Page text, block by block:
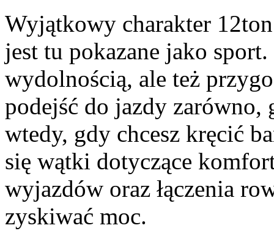
Wyjątkowy charakter
jest tu pokazane jako
wydolnością, ale też
podejść do jazdy zarówno,
wtedy, gdy chcesz kręcić
się wątki dotyczące
wyjazdów oraz łączenia
zyskiwać moc.